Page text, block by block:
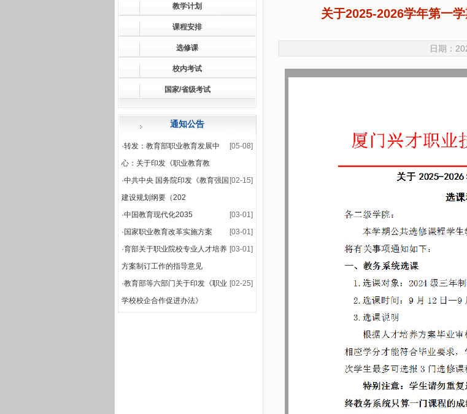
[04-16]
·2026届及往届毕业生必修课程补学分教学与考试安排表
[04-02]
·关于做好2026届及往届毕业生必修课、选修课程补学分报考的通知
[03-25]
关于做好2026届学前教育师范生免试认定教师资格证工作的通知
[03-18]
·2025-2026学年第一学期课程补考考试安排表
· 关于做好2025-2026学年第一学期课程补考工作的通知
·关于公布2025-2026学年第一学期期末集中考试安排的通知
教学计划
课程安排
选修课
校内考试
国家/省级考试
通知公告
[05-08]
·转发：教育部职业教育发展中
心：关于印发《职业教育教
[02-15]
·中共中央 国务院印发《教育强国
建设规划纲要（202
[03-01]
·中国教育现代化2035
[03-01]
· 国家职业教育改革实施方案
[03-01]
·育部关于职业院校专业人才培养
方案制订工作的指导意见
[02-25]
·教育部等六部门关于印发《职业
学校校企合作促进办法》
关于2025-2026学年第一
日期：